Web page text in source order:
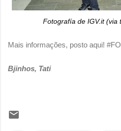
Fotografía de IGV.it (via
Mais informações, posto aqui!
Bjinhos, Tati